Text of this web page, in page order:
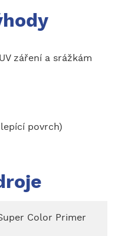
záření a srážkám
povrch)
Color Primer